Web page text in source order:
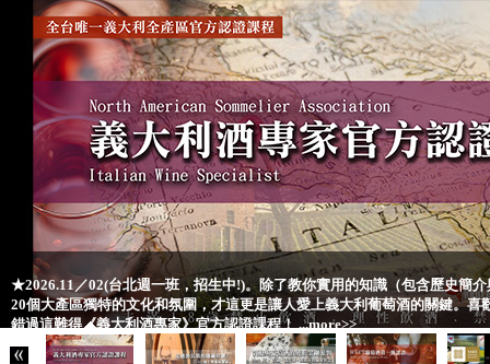
★2026.11／02(台北週一班，招生中!)。除了教你實用的知識（包含歷史簡
20個大產區獨特的文化和氛圍，才這更是讓人愛上義大利葡萄酒的關鍵。喜
錯過這難得《義大利酒專家》官方認證課程！ ...more>>